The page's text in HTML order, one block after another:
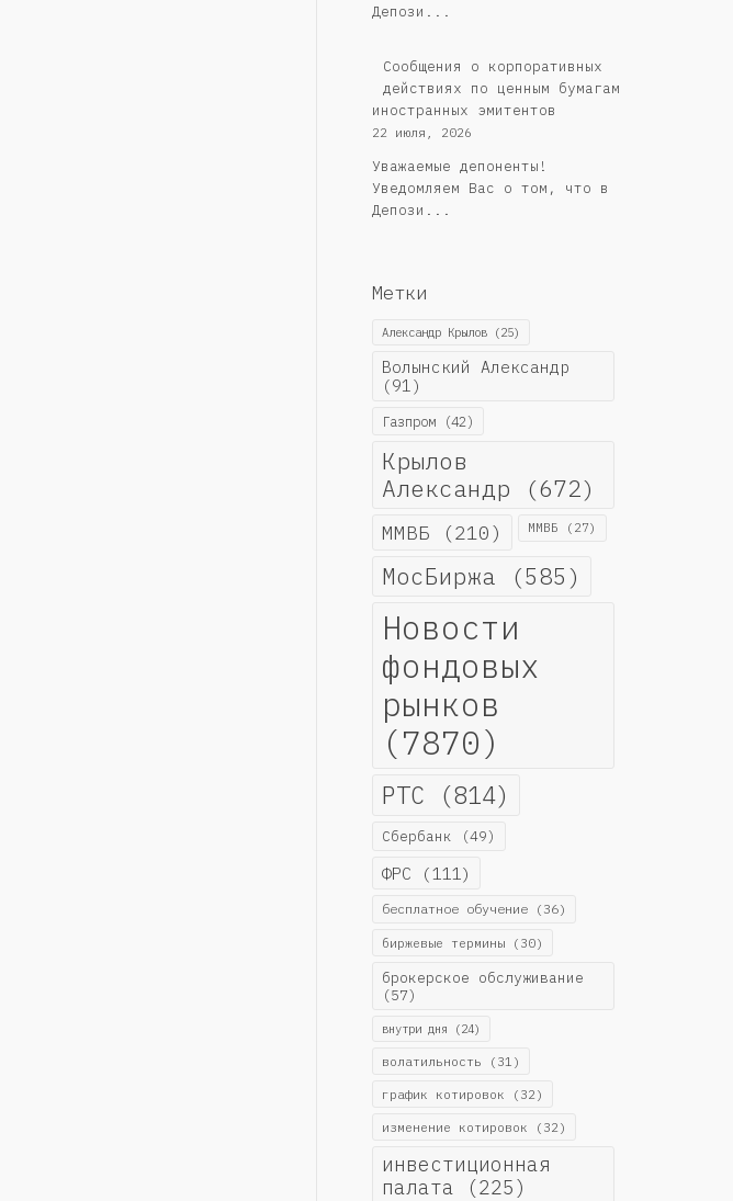
Депози...
Сообщения о корпоративных
действиях по ценным бумагам
иностранных эмитентов
22 июля, 2026
Уважаемые депоненты!
Уведомляем Вас о том, что в
Депози...
Метки
Александр Крылов(25)
Волынский Александр
(91)
Газпром(42)
Крылов
Александр (672)
ММВБ (210) ММВБ (27)
МосБиржа (585)
Новости
фондовых
рынков
(7870)
РТС (814)
Сбербанк (49)
ФРС (111)
бесплатное обучение(36)
биржевые термины(30)
брокерское обслуживание
(57)
внутри дня (24)
волатильность (31)
график котировок (32)
изменение котировок (32)
инвестиционная
палата (225)